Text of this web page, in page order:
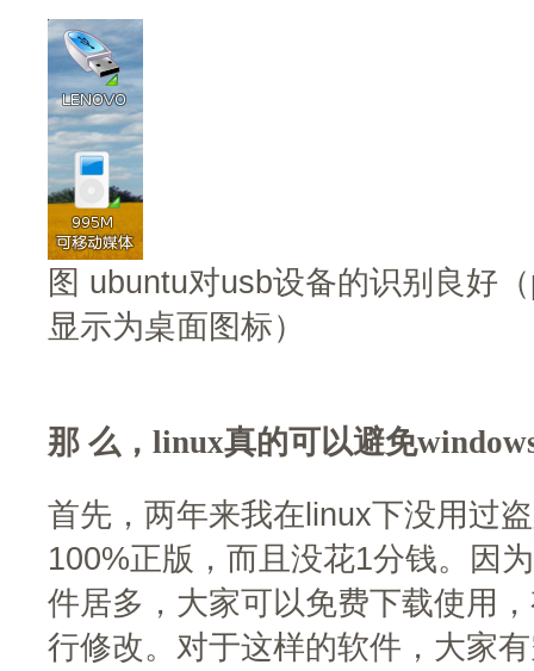
图 ubuntu对usb设备的识别良好
显示为桌面图标）
那 么，linux真的可以避免
首先，两年来我在linux下没用过
100%正版，而且没花1分钱。因
件居多，大家可以免费下载使用
行修改。对于这样的软件，大家